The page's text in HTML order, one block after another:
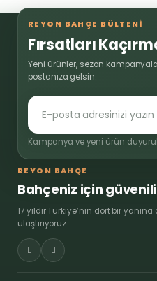
REYON BAHÇE BÜLTENİ
Fırsatları
Yeni ürünler, sezon
postanıza gelsin.
Kampanya ve yeni ürün
REYON BAHÇE
Bahçeniz için
17 yıldır Türkiye’nin dört bir
ulaştırıyoruz.